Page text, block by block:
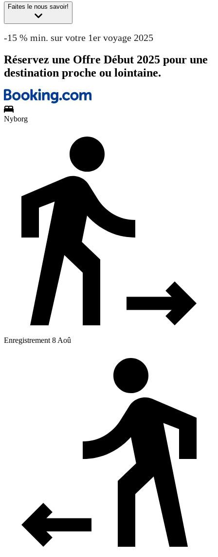
Faites le nous savoir!
-15 % min. sur votre 1er voyage 2025
Réservez une Offre Début 2025 pour une
destination proche ou lointaine.
Nyborg
Enregistrement 8 Aoû